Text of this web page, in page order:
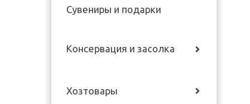
Сувениры и подарки
Консервация и засолка
Хозтовары